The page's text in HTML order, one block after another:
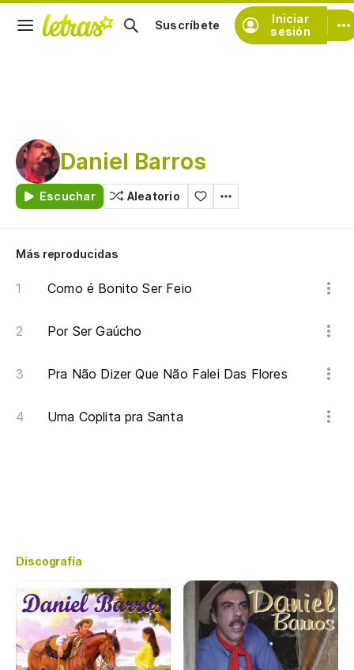
Iniciar
sesión
Suscríbete
Daniel Barros
Escuchar Aleatorio
Más reproducidas
Como é Bonito Ser Feio
Por Ser Gaúcho
Pra Não Dizer Que Não Falei Das Flores
Uma Coplita pra Santa
Discografía